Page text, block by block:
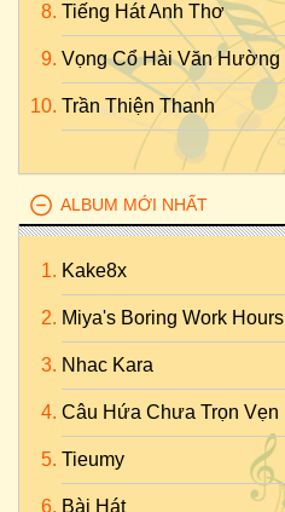
Tiếng Hát Anh Thơ
Vọng Cổ Hài Văn Hường
Trần Thiện Thanh
ALBUM MỚI NHẤT
Kake8x
Miya's Boring Work Hours
Nhac Kara
Câu Hứa Chưa Trọn Vẹn
Tieumy
Bài Hát